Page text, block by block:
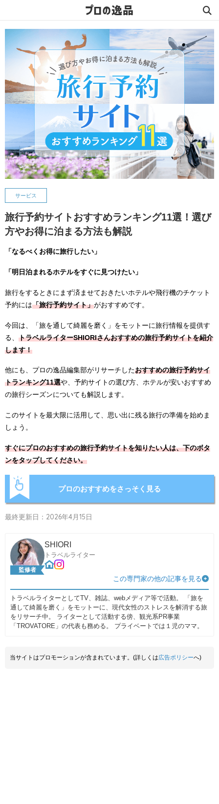
プロの逸品
サービス
旅行予約サイトおすすめランキング11選！選び
方やお得に泊まる方法も解説
「なるべくお得に旅行したい」
「明日泊まれるホテルをすぐに見つけたい」
旅行をするときにまず済ませておきたいホテルや飛行機のチケット
予約には「旅行予約サイト」がおすすめです。
今回は、「旅を通して綺麗を磨く」をモットーに旅行情報を提供す
る、 トラベルライターSHIORIさんおすすめの旅行予約サイトを紹介
します！
他にも、プロの逸品編集部がリサーチしたおすすめの旅行予約サイ
トランキング11選や、予約サイトの選び方、ホテルが安いおすすめ
の旅行シーズンについても解説します。
このサイトを最大限に活用して、思い出に残る旅行の準備を始めま
しょう。
すぐにプロのおすすめの旅行予約サイトを知りたい人は、下のボタ
ンをタップしてください。
プロのおすすめをさっそく見る
最終更新日：2026年4月15日
監修者
SHIORI
トラベルライター
この専門家の他の記事を見る
トラベルライターとしてTV、雑誌、webメディア等で活動。 「旅を
通して綺麗を磨く」をモットーに、現代女性のストレスを解消する旅
をリサーチ中。 ライターとして活動する傍、観光系PR事業
「TROVATORE」の代表も務める。 プライベートでは１児のママ。
当サイトはプロモーションが含まれています。(詳しくは広告ポリシーへ)